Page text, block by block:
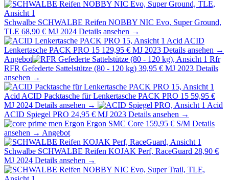
Schwalbe SCHWALBE Reifen NOBBY NIC Evo, Super Ground,
TLE 68,90 € MJ 2024 Details ansehen →
Acid ACID
Lenkertasche PACK PRO 15 129,95 € MJ 2023 Details ansehen →
Angebot
Rfr
RFR Gefederte Sattelstütze (80 - 120 kg) 39,95 € MJ 2023 Details
ansehen →
Acid ACID Packtasche für Lenkertasche PACK PRO 15 59,95 €
MJ 2024 Details ansehen →
Acid
ACID Spiegel PRO 24,95 € MJ 2023 Details ansehen →
Ergon Ergon SMC Core 159,95 € S/M Details
ansehen → Angebot
Schwalbe SCHWALBE Reifen KOJAK Perf, RaceGuard 28,90 €
MJ 2024 Details ansehen →